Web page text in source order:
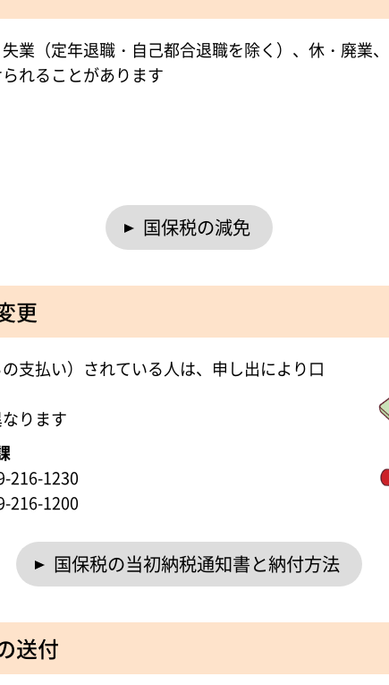
業（定年退職・自己都合退職を除く）、休・廃業
れることがあります
国保税の減免
更
支払い）されている人は、申し出により口
ります
216-1230
216-1200
国保税の当初納税通知書と納付方法
送付